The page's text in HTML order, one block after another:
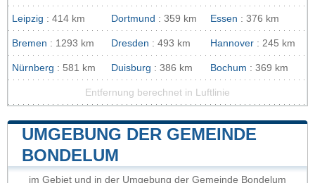
Leipzig : 414 km Dortmund : 359 km Essen : 376 km
Bremen : 1293 km Dresden : 493 km Hannover : 245 km
Nürnberg : 581 km Duisburg : 386 km Bochum : 369 km
Entfernung berechnet in Luftlinie
UMGEBUNG DER GEMEINDE
BONDELUM
im Gebiet und in der Umgebung der Gemeinde Bondelum